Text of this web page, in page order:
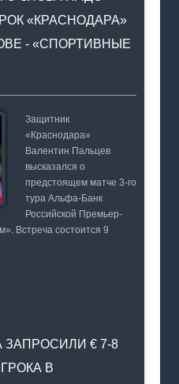
«КРАСНОДАРА»
- «СПОРТИВНЫЕ
Защитник
«Краснодара»
Валентин Пальцев
высказался о
предстоящем матче 3-го
тура Альфа-Банк
Российской Премьер-
Встреча состоится 9
ЗАПРОСИЛИ € 7-8
В